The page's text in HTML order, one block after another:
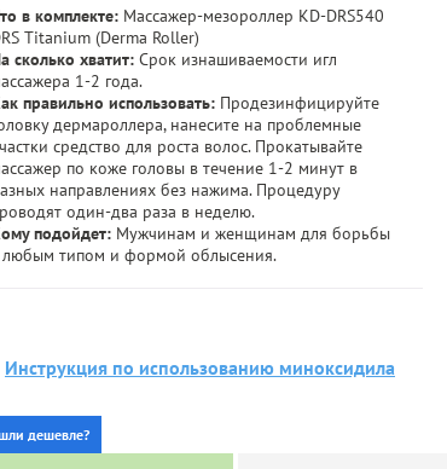
в комплекте: Массажер-мезороллер KD-DRS540
Titanium (Derma Roller)
сколько хватит: Срок изнашиваемости игл
1-2 года.
правильно использовать: Продезинфицируйте
дермароллера, нанесите на проблемные
средство для роста волос. Прокатывайте
по коже головы в течение 1-2 минут в
направлениях без нажима. Процедуру
один-два раза в неделю.
подойдет: Мужчинам и женщинам для борьбы
любым типом и формой облысения.
Инструкция по использованию миноксидила
дешевле?